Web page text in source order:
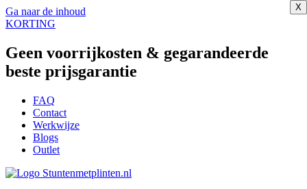
Ga naar de inhoud
KORTING
Geen voorrijkosten & gegarandeerde
beste prijsgarantie
FAQ
Contact
Werkwijze
Blogs
Outlet
X
X
X
X
X
X
X
X
X